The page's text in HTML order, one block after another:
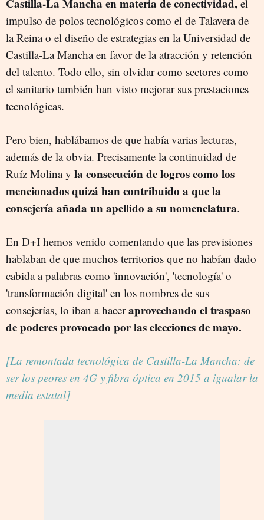
Castilla-La Mancha en materia de conectividad, el
impulso de polos tecnológicos como el de Talavera de
la Reina o el diseño de estrategias en la Universidad de
Castilla-La Mancha en favor de la atracción y retención
del talento. Todo ello, sin olvidar como sectores como
el sanitario también han visto mejorar sus prestaciones
tecnológicas.
Pero bien, hablábamos de que había varias lecturas,
además de la obvia. Precisamente la continuidad de
Ruíz Molina y la consecución de logros como los
mencionados quizá han contribuido a que la
consejería añada un apellido a su nomenclatura.
En D+I hemos venido comentando que las previsiones
hablaban de que muchos territorios que no habían dado
cabida a palabras como 'innovación', 'tecnología' o
'transformación digital' en los nombres de sus
consejerías, lo iban a haceraprovechando el traspaso
de poderes provocado por las elecciones de mayo.
[La remontada tecnológica de Castilla-La Mancha: de
ser los peores en 4G y fibra óptica en 2015 a igualar la
media estatal]